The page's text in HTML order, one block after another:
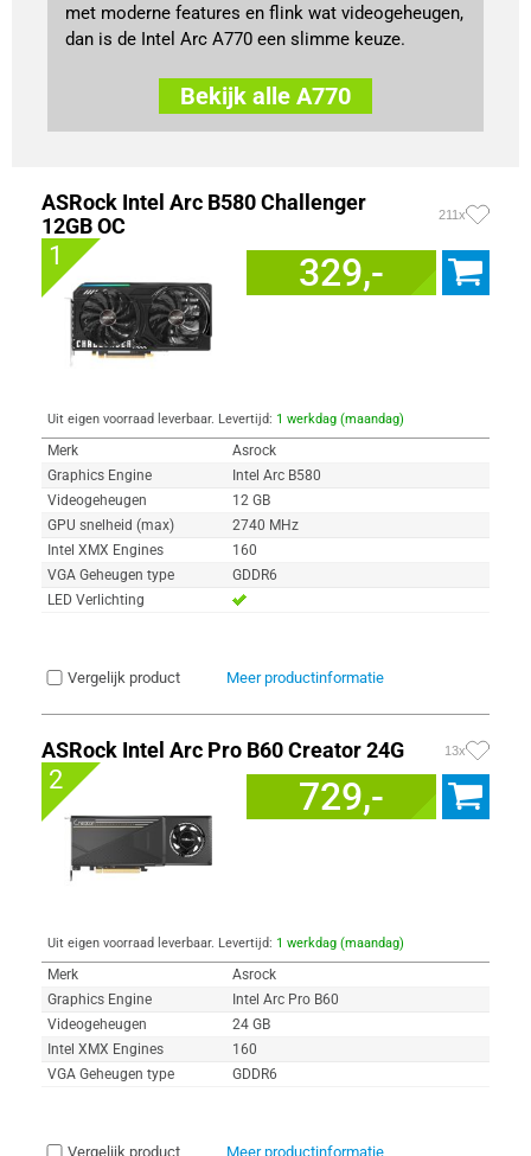
met moderne features en flink wat videogeheugen,
dan is de Intel Arc A770 een slimme keuze.
Bekijk alle A770
ASRock Intel Arc B580 Challenger
12GB OC
211x
1 329,-
Uit eigen voorraad leverbaar. Levertijd: 1 werkdag (maandag)
Merk
Asrock
Graphics Engine
Intel Arc B580
Videogeheugen
12 GB
GPU snelheid (max)
2740 MHz
Intel XMX Engines
160
VGA Geheugen type
GDDR6
LED Verlichting
Vergelijk product Meer productinformatie
ASRock Intel Arc Pro B60 Creator 24G 13x
2 729,-
Uit eigen voorraad leverbaar. Levertijd: 1 werkdag (maandag)
Merk
Asrock
Graphics Engine
Intel Arc Pro B60
Videogeheugen
24 GB
Intel XMX Engines
160
VGA Geheugen type
GDDR6
Vergelijk product Meer productinformatie